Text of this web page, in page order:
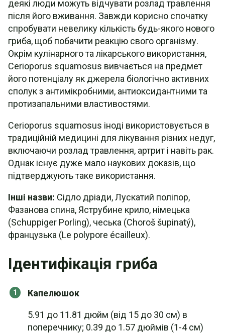
деякі люди можуть відчувати розлад травлення
після його вживання. Завжди корисно спочатку
спробувати невелику кількість будь-якого нового
гриба, щоб побачити реакцію свого організму.
Окрім кулінарного та лікарського використання,
Cerioporus squamosus вивчається на предмет
його потенціалу як джерела біологічно активних
сполук з антимікробними, антиоксидантними та
протизапальними властивостями.
Cerioporus squamosus іноді використовується в
традиційній медицині для лікування різних недуг,
включаючи розлад травлення, артрит і навіть рак.
Однак існує дуже мало наукових доказів, що
підтверджують таке використання.
Інші назви: Сідло дріади, Лускатий поліпор,
Фазанова спина, Яструбине крило, німецька
(Schuppiger Porling), чеська (Choroš šupinatý),
французька (Le polypore écailleux).
Ідентифікація гриба
Капелюшок
5.91 до 11.81 дюйм (від 15 до 30 см) в
поперечнику; 0.39 до 1.57 дюймів (1-4 см)